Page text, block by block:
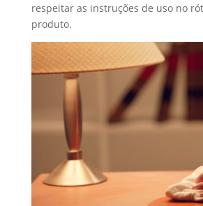
respeitar as instruções de uso no
produto.